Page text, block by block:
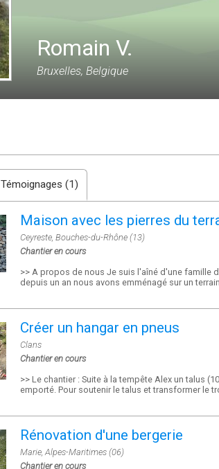
Romain V.
Bruxelles, Belgique
Témoignages (1)
Maison avec les pierres du
Ceyreste, Bouches-du-Rhône (13)
Chantier en cours
>> A propos de nous Je suis l'aîné d'une famille
depuis un an nous avons emménagé sur un
Créer un hangar en pneus
Clans
Chantier en cours
>> Le chantier : Suite à la tempête Alex un talus
emporté. Pour soutenir le talus et transformer le
Rénovation d'une bergerie
Marie, Alpes-Maritimes (06)
Chantier en cours